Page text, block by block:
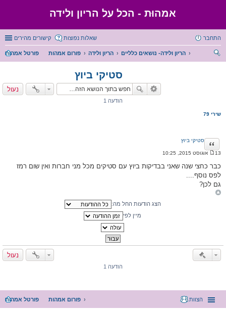
אמהוּת - הכל על הריון ולידה
קישורים מהירים שאלות נפוצות התחבר
פורטל אמהות פורום אמהות הריון ולידה
הריון ולידה- נושאים כלליים
סטיקי ביוץ
נעול
הודעה 1
שירי 79
סטיקי ביוץ ציטוט
ו
ד
ע
ה
13 אוגוסט 2015, 10:25
כבר כחצי שנה שאני בבדיקות ביוץ עם סטיקים מכל מני חברות ואין שום רמז
לפס נוסף....
גם לכן?
הצג הודעות החל מה:
מיין לפי
נעול
הודעה 1
פורטל אמהות פורום אמהות הצוות